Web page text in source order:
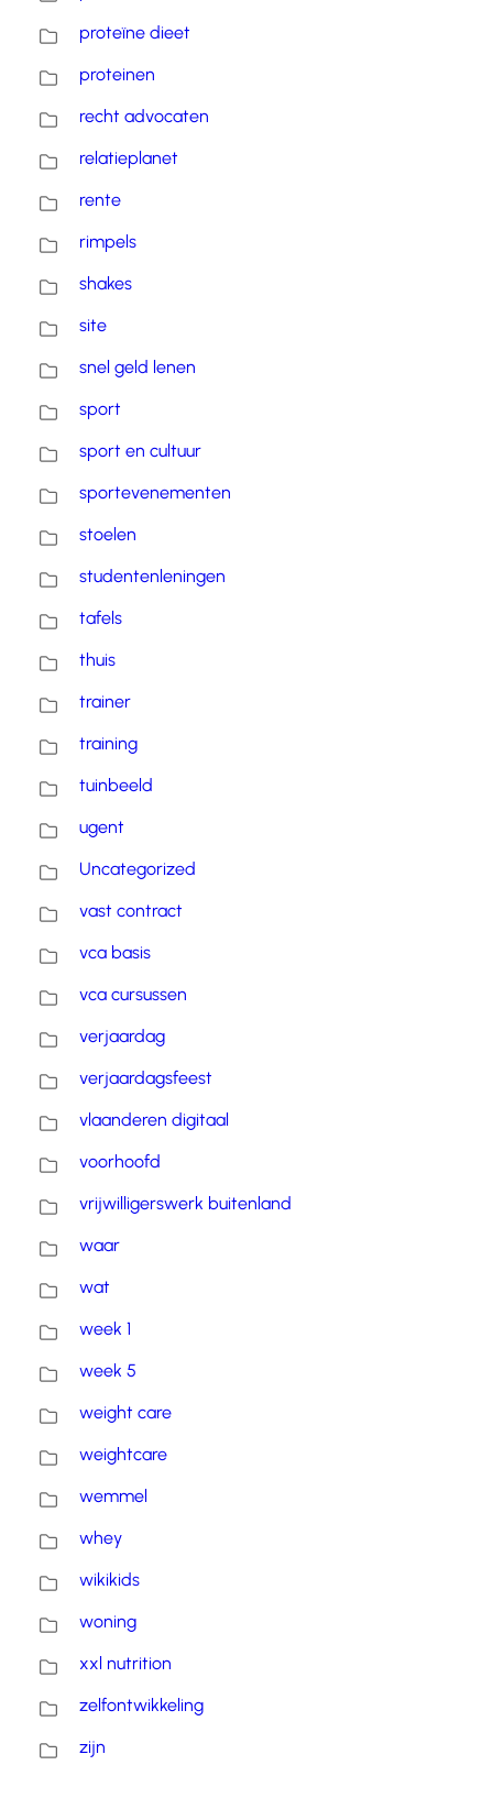
proteïne dieet
proteinen
recht advocaten
relatieplanet
rente
rimpels
shakes
site
snel geld lenen
sport
sport en cultuur
sportevenementen
stoelen
studentenleningen
tafels
thuis
trainer
training
tuinbeeld
ugent
Uncategorized
vast contract
vca basis
vca cursussen
verjaardag
verjaardagsfeest
vlaanderen digitaal
voorhoofd
vrijwilligerswerk buitenland
waar
wat
week 1
week 5
weight care
weightcare
wemmel
whey
wikikids
woning
xxl nutrition
zelfontwikkeling
zijn